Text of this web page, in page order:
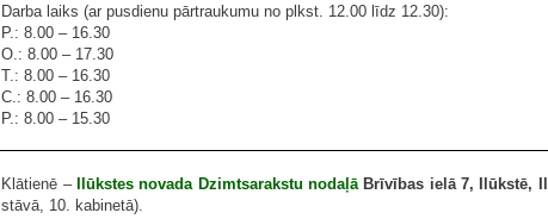
Darba laiks (ar pusdienu pārtraukumu no plkst. 12.00 līdz 12.30):
P.: 8.00 – 16.30
O.: 8.00 – 17.30
T.: 8.00 – 16.30
C.: 8.00 – 16.30
P.: 8.00 – 15.30
Klātienē – Ilūkstes novada Dzimtsarakstu nodaļāBrīvības ielā 7, Ilūkstē,
stāvā, 10. kabinetā).